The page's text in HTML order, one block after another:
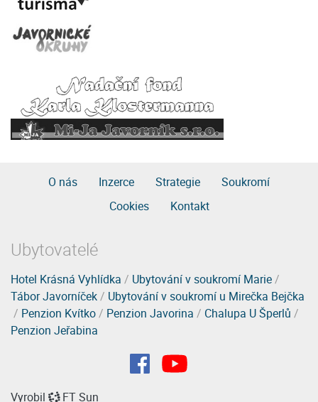
O nás Inzerce Strategie
Soukromí
Cookies
Kontakt
Ubytovatelé
Hotel Krásná Vyhlídka / Ubytování v soukromí Marie/
Tábor Javorníček/ Ubytování v soukromí u Mirečka Bejčka
/ Penzion Kvítko/ Penzion Javorina / Chalupa U Šperlů /
Penzion Jeřabina
Vyrobil FT Sun